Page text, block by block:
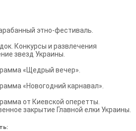
этно-фестиваль.
Конкурсы и развлечения
звезд Украины.
«Щедрый вечер».
«Новогодний карнавал».
от Киевской оперетты.
закрытие Главной елки Украины.